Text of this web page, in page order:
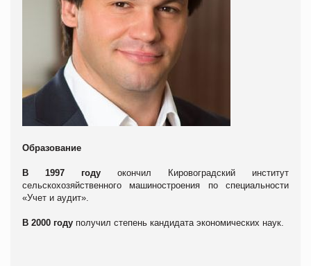
Образование
В 1997 году окончил Кировоградский институт
сельскохозяйственного машиностроения по специальности
«Учет и аудит».
В 2000 году получил степень кандидата экономических наук.